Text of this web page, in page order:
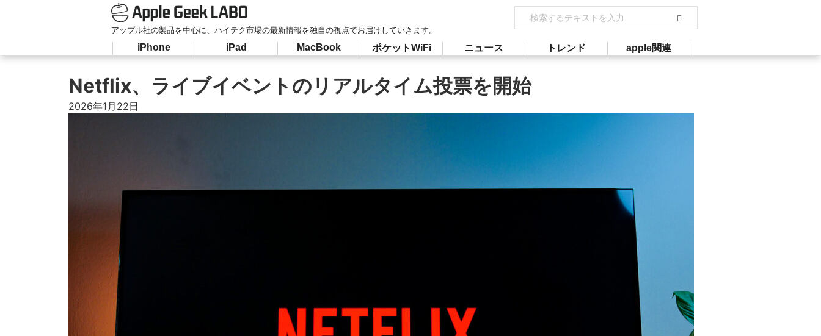
アップル社の製品を中心に、ハイテク市場の最新情報を独自の視点でお届けしていきます。
iPhone iPad MacBook ポケットWiFi ニュース トレンド apple関連
Netflix、ライブイベントのリアルタイム投票を開始
2026年1月22日